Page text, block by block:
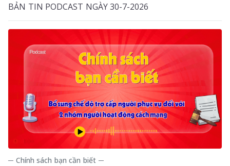
BẢN TIN PODCAST NGÀY 30-7-2026
─ Chính sách bạn cần biết ─